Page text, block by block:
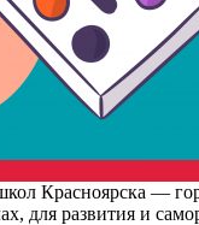
Красноярска —
развития и